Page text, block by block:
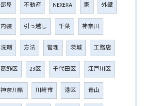
部屋 不動産 NEXERA 家 外壁
内装 引っ越し 千葉 神奈川
洗剤 方法 管理 茨城 工務店
葛飾区 23区 千代田区 江戸川区
神奈川県 川﨑市 港区 青山